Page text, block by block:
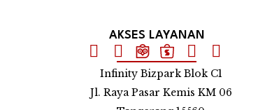
AKSES LAYANAN
Infinity Bizpark Blok C1
Jl. Raya Pasar Kemis KM 06